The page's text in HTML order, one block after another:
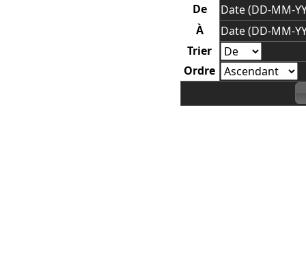
De
Date (DD-MM-
À
Date (DD-MM-
Trier
Ordre